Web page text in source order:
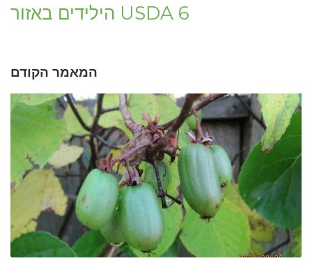
הילידים באזור USDA 6
המאמר הקודם